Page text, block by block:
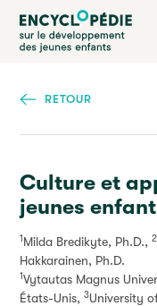
Aller
contenu
Encyclopédie sur le
RETOUR
Culture et
jeunes
1 Milda Bredikyte, Ph.D., 2
Hakkarainen, Ph.D.
1Vytautas Magnus
États-Unis, 3University